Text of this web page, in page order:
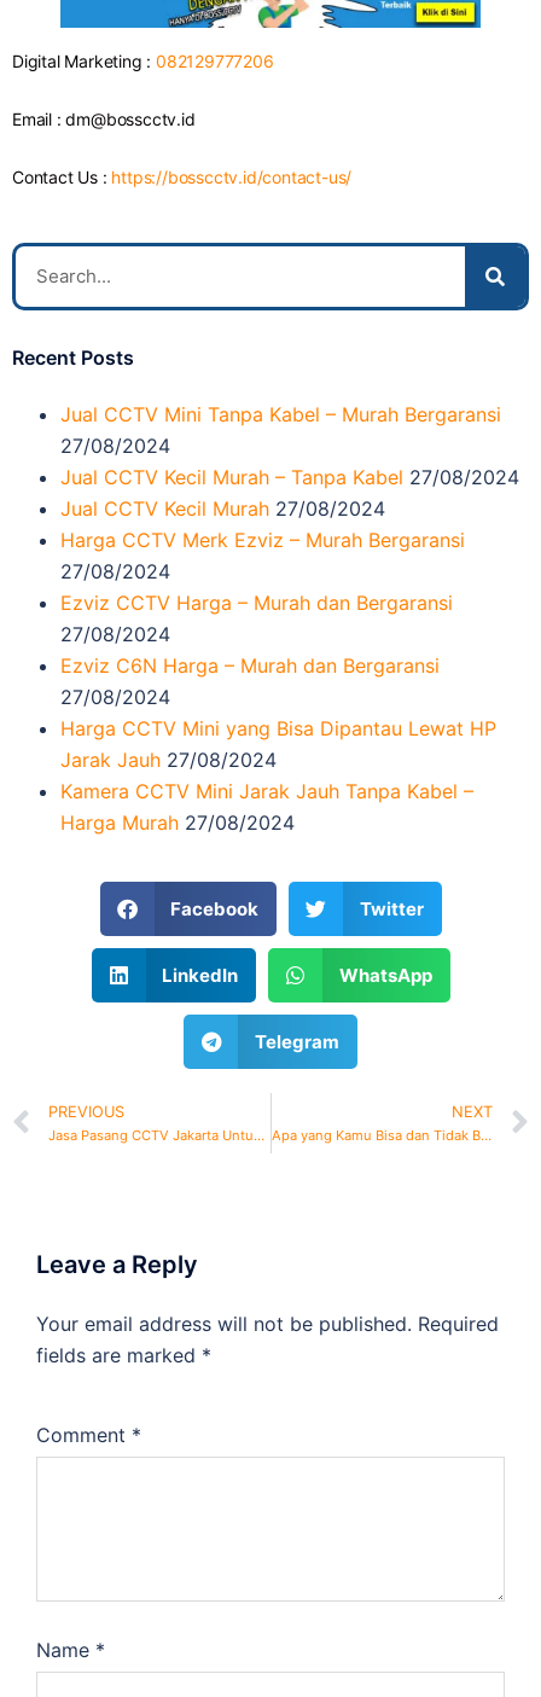
Digital Marketing :082129777206
Email :dm@bosscctv.id
Contact Us : https://bosscctv.id/contact-us/
Recent Posts
Jual CCTV Mini Tanpa Kabel – Murah Bergaransi
27/08/2024
Jual CCTV Kecil Murah – Tanpa Kabel 27/08/2024
Jual CCTV Kecil Murah 27/08/2024
Harga CCTV Merk Ezviz – Murah Bergaransi
27/08/2024
Ezviz CCTV Harga – Murah dan Bergaransi
27/08/2024
Ezviz C6N Harga – Murah dan Bergaransi
27/08/2024
Harga CCTV Mini yang Bisa Dipantau Lewat HP
Jarak Jauh 27/08/2024
Kamera CCTV Mini Jarak Jauh Tanpa Kabel –
Harga Murah 27/08/2024
Facebook Twitter
LinkedIn WhatsApp
Telegram
PREVIOUS
Jasa Pasang CCTV Jakarta Untuk Kantor, Hotel, Apartemen
NEXT
Apa yang Kamu Bisa dan Tidak Bisa Rekam dengan CCTV?
Leave a Reply
Your email address will not be published. Required
fields are marked *
Comment *
Name *